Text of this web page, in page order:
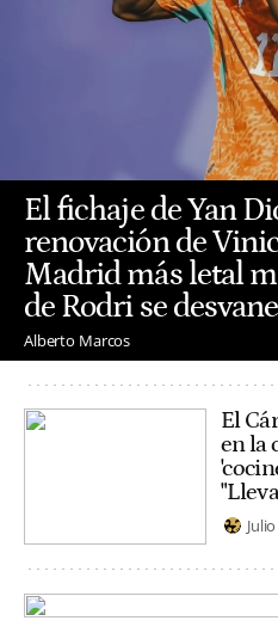
El fichaje de Yan
renovación de
Madrid más letal
de Rodri se
Alberto Marcos
El
en la